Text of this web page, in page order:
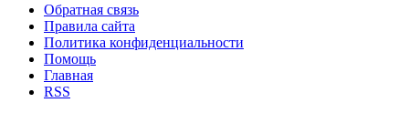
Обратная связь
Правила сайта
Политика конфиденциальности
Помощь
Главная
RSS